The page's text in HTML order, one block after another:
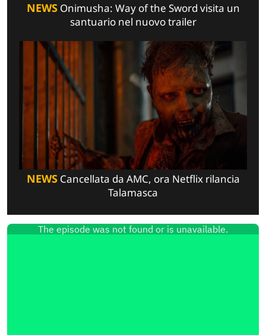
NEWSOnimusha: Way of the Sword visita un
santuario nel nuovo trailer
NEWSCancellata da AMC, ora Netflix rilancia
Talamasca